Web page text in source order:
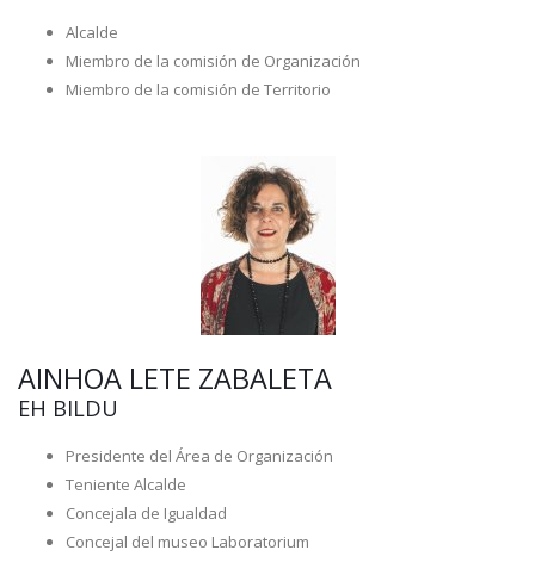
Alcalde
Miembro de la comisión de Organización
Miembro de la comisión de Territorio
AINHOA LETE ZABALETA
EH BILDU
Presidente del Área de Organización
Teniente Alcalde
Concejala de Igualdad
Concejal del museo Laboratorium